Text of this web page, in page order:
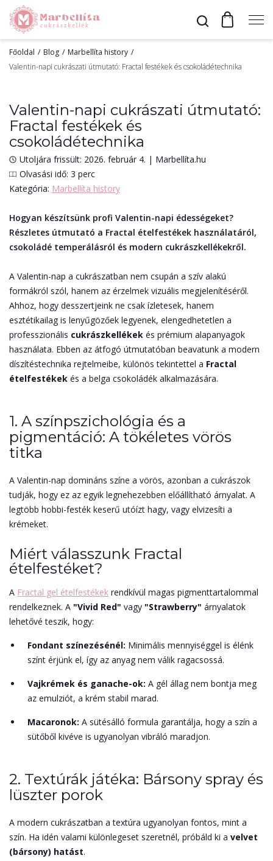
Bevonók
Díszítők
Egyéb
Profil
Főoldal Blog
Marbellíta history
Valentin-napi cukrászati útmutató: Fractal festékek és csokoládétechnika
Valentin-napi cukrászati útmutató:
Fractal festékek és
csokoládétechnika
Utoljára frissült: 2026. február 4. | Marbellíta.hu
Olvasási idő: 3 perc
Kategória: Marbellíta history
Hogyan készítsünk profi Valentin-napi édességeket?
Részletes útmutató a Fractal ételfestékek használatáról,
csokoládé temperálásról és modern cukrászkellékekről.
A Valentin-nap a cukrászatban nem csupán a szív alakú
formákról szól, hanem az érzelmek vizuális megjelenítéséről.
Ahhoz, hogy desszertjeink ne csak ízletesek, hanem
esztétikailag is lenyűgözőek legyenek, elengedhetetlen a
professzionális cukrászkellékek és prémium alapanyagok
használata. Ebben az átfogó útmutatóban beavatunk a modern
díszítéstechnika rejtelmeibe, különös tekintettel a Fractal
ételfestékek és a belga csokoládék alkalmazására.
1. A színpszichológia és a
pigmentáció: A tökéletes vörös
titka
A Valentin-nap domináns színe a vörös, azonban a cukrászok
tudják, hogy ez az egyik legnehezebben előállítható árnyalat. A
legtöbb hobbi-festék keserű utóízt hagy, vagy elvizesíti a
krémeket.
Miért válasszunk Fractal
ételfestéket?
A Fractal gel ételfestékek rendkívül magas pigmenttartalommal
rendelkeznek. A "Vivid Red" vagy "Strawberry" árnyalatok
lehetővé teszik, hogy:
Fondant színezésénél: Minimális mennyiséggel is élénk
színt érjünk el, így az anyag nem válik ragacsossá.
Vajkrémek és ganache-ok: A gél állag nem bontja meg
az emulziót, a krém stabil marad.
Macaronok: A sütésálló formula garantálja, hogy a szín a
sütőből kivéve is ugyanolyan vibráló maradjon.
2. Textúrák játéka: Bársony spray és
lüszter porok
A modern cukrászatban a textúra ugyanolyan fontos, mint a
szín. Ha idén valami különlegeset szeretnél, próbáld ki a velvet
(bársony) hatást.